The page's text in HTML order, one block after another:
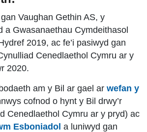
Vaughan Gethin AS, y
a Gwasanaethau Cymdeithasol
2019, ac fe’i pasiwyd gan
Cenedlaethol Cymru ar y
2020.
am y Bil ar gael ar wefan y
cofnod o hynt y Bil drwy’r
Cenedlaethol Cymru ar y pryd) ac
Esboniadol a luniwyd gan